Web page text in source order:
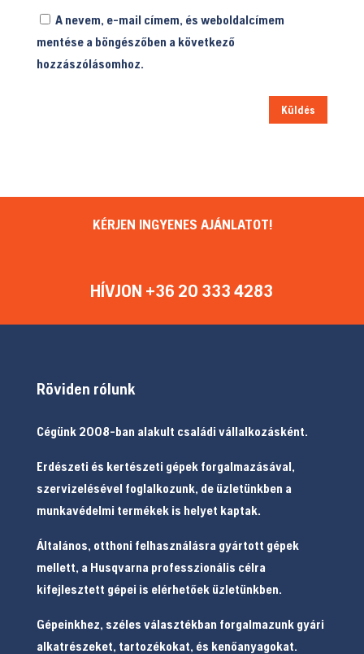
A nevem, e-mail címem, és weboldalcímem
mentése a böngészőben a következő
hozzászólásomhoz.
Küldés
KÉRJEN INGYENES AJÁNLATOT!
HÍVJON +36 20 333 4283
Röviden rólunk
Cégünk 2008-ban alakult családi vállalkozásként.
Erdészeti és kertészeti gépek forgalmazásával,
szervizelésével foglalkozunk, de üzletünkben a
munkavédelmi termékek is helyet kaptak.
Általános, otthoni felhasználásra gyártott gépek
mellett, a Husqvarna professzionális célra
kifejlesztett gépei is elérhetőek üzletünkben.
Gépeinkhez, széles választékban forgalmazunk gyári
alkatrészeket, tartozékokat, és kenőanyagokat.